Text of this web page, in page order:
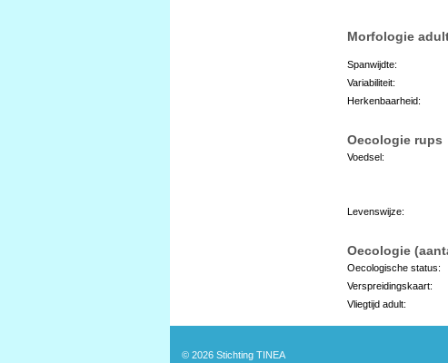
Morfologie
Spanwijdte:
Variabiliteit:
Herkenbaarheid:
Oecologie rups
Voedsel:
Levenswijze:
Oecologie
Oecologische status:
Verspreidingskaart:
Vliegtijd adult:
© 2026 Stichting TINEA